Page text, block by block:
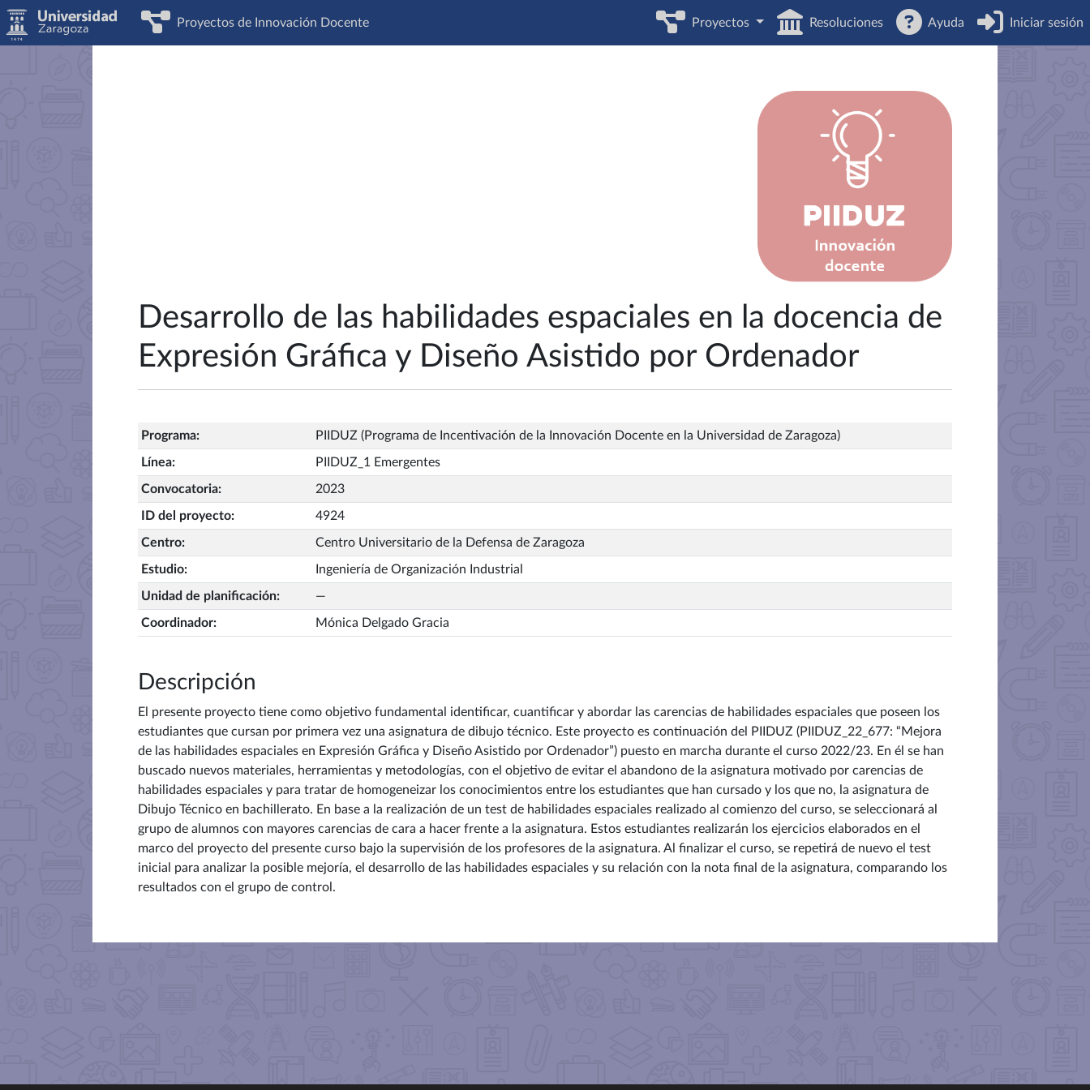
Proyectos de Innovación Docente Proyectos Resoluciones Ayuda Iniciar sesión
Desarrollo de las habilidades espaciales en la docencia de
Expresión Gráfica y Diseño Asistido por Ordenador
Programa: PIIDUZ (Programa de Incentivación de la Innovación Docente en la Universidad de Zaragoza)
Línea: PIIDUZ_1 Emergentes
Convocatoria: 2023
ID del proyecto: 4924
Centro: Centro Universitario de la Defensa de Zaragoza
Estudio: Ingeniería de Organización Industrial
Unidad de planificación: —
Coordinador: Mónica Delgado Gracia
Descripción
El presente proyecto tiene como objetivo fundamental identificar, cuantificar y abordar las carencias de habilidades espaciales que poseen los
estudiantes que cursan por primera vez una asignatura de dibujo técnico. Este proyecto es continuación del PIIDUZ (PIIDUZ_22_677: “Mejora
de las habilidades espaciales en Expresión Gráfica y Diseño Asistido por Ordenador”) puesto en marcha durante el curso 2022/23. En él se han
buscado nuevos materiales, herramientas y metodologías, con el objetivo de evitar el abandono de la asignatura motivado por carencias de
habilidades espaciales y para tratar de homogeneizar los conocimientos entre los estudiantes que han cursado y los que no, la asignatura de
Dibujo Técnico en bachillerato. En base a la realización de un test de habilidades espaciales realizado al comienzo del curso, se seleccionará al
grupo de alumnos con mayores carencias de cara a hacer frente a la asignatura. Estos estudiantes realizarán los ejercicios elaborados en el
marco del proyecto del presente curso bajo la supervisión de los profesores de la asignatura. Al finalizar el curso, se repetirá de nuevo el test
inicial para analizar la posible mejoría, el desarrollo de las habilidades espaciales y su relación con la nota final de la asignatura, comparando los
resultados con el grupo de control.